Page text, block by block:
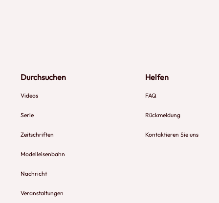
Durchsuchen
Videos
Serie
Zeitschriften
Modelleisenbahn
Nachricht
Veranstaltungen
Helfen
FAQ
Rückmeldung
Kontaktieren Sie uns